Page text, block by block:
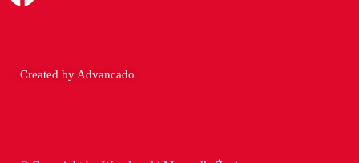
Created by Advancado